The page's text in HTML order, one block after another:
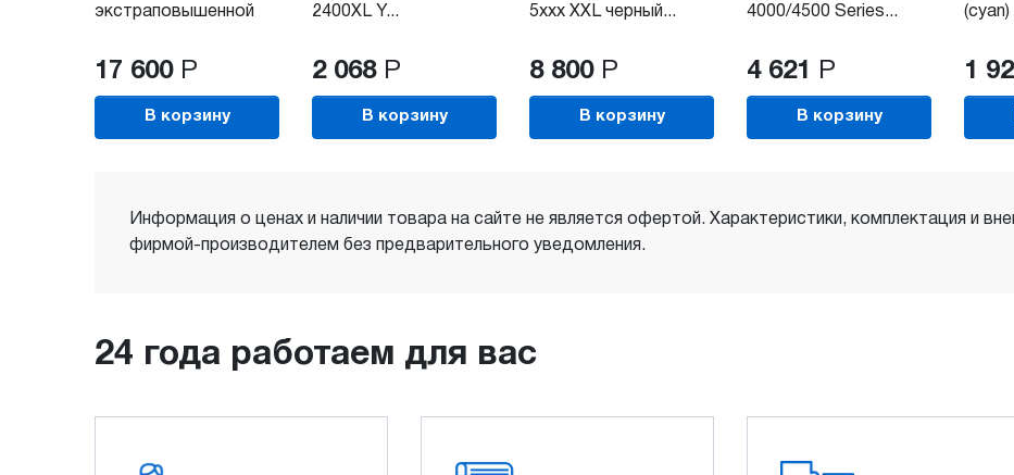
экстраповышенной
17 600 Р
В корзину
2400XL Y...
2 068 Р
В корзину
5xxx XXL черный...
8 800 Р
В корзину
4000/4500 Series...
4 621 Р
В корзину
(cyan)
1
Информация о ценах и наличии товара на сайте не является офертой. Характеристики, комплектация и
фирмой-производителем без предварительного уведомления.
24 года работаем для вас